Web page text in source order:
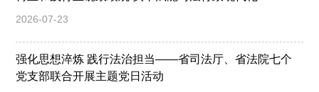
2026-07-23
强化思想淬炼 践行法治担当——省司法厅、省法院七个
党支部联合开展主题党日活动